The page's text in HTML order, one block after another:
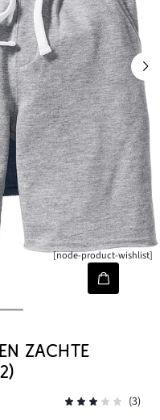
[node-product-wishlist]
ZACHTE
(3)